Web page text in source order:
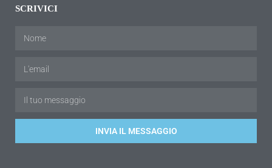
SCRIVICI
INVIA IL MESSAGGIO